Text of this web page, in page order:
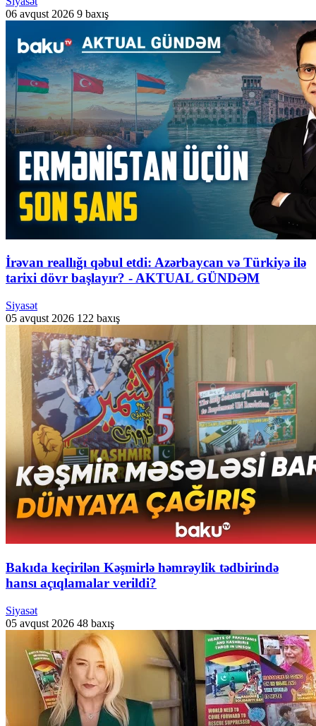
06 avqust 2026 9 baxış
İrəvan reallığı qəbul etdi: Azərbaycan və Türkiyə ilə
tarixi dövr başlayır? - AKTUAL GÜNDƏM
Siyasət
05 avqust 2026 122 baxış
Bakıda keçirilən Kəşmirlə həmrəylik tədbirində
hansı açıqlamalar verildi?
Siyasət
05 avqust 2026 48 baxış